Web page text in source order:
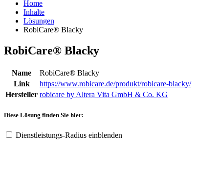
Home
Inhalte
Lösungen
RobiCare® Blacky
RobiCare® Blacky
Name
RobiCare® Blacky
Link
https://www.robicare.de/produkt/robicare-blacky/
Hersteller robicare by Altera Vita GmbH & Co. KG
Diese Lösung finden Sie hier:
Dienstleistungs-Radius einblenden